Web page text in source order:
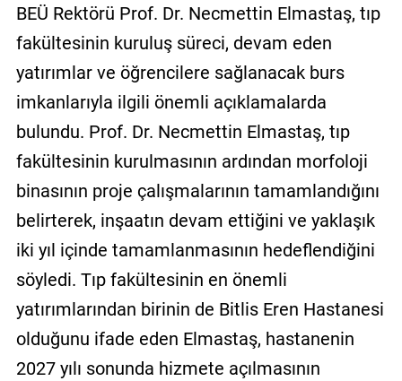
Künye
İletişim
Politikası
BEÜ Rektörü Prof. Dr. Necmettin Elmastaş, tıp
fakültesinin kuruluş süreci, devam eden
yatırımlar ve öğrencilere sağlanacak burs
imkanlarıyla ilgili önemli açıklamalarda
bulundu. Prof. Dr. Necmettin Elmastaş, tıp
fakültesinin kurulmasının ardından morfoloji
binasının proje çalışmalarının tamamlandığını
belirterek, inşaatın devam ettiğini ve yaklaşık
iki yıl içinde tamamlanmasının hedeflendiğini
söyledi. Tıp fakültesinin en önemli
yatırımlarından birinin de Bitlis Eren Hastanesi
olduğunu ifade eden Elmastaş, hastanenin
2027 yılı sonunda hizmete açılmasının